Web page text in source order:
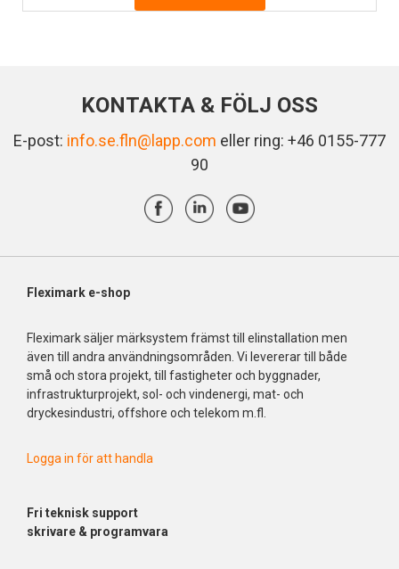
KONTAKTA & FÖLJ OSS
E-post: info.se.fln@lapp.com eller ring: +46 0155-777
90
Fleximark e-shop
Fleximark säljer märksystem främst till elinstallation men
även till andra användningsområden. Vi levererar till både
små och stora projekt, till fastigheter och byggnader,
infrastrukturprojekt, sol- och vindenergi, mat- och
dryckesindustri, offshore och telekom m.fl.
Logga in för att handla
Fri teknisk support
skrivare & programvara